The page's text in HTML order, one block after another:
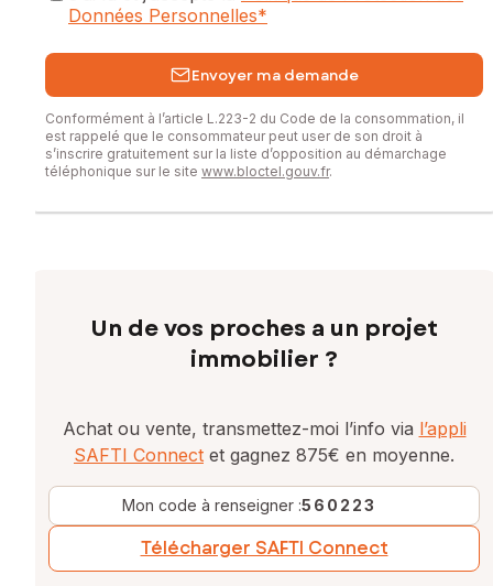
Données Personnelles*
Envoyer ma demande
Conformément à l’article L.223-2 du Code de la consommation, il
est rappelé que le consommateur peut user de son droit à
s’inscrire gratuitement sur la liste d’opposition au démarchage
téléphonique sur le site www.bloctel.gouv.fr.
Un de vos proches a un projet
immobilier ?
Achat ou vente, transmettez-moi l’info via l’appli
SAFTI Connect et gagnez 875€ en moyenne.
Mon code à renseigner :560223
Télécharger SAFTI Connect